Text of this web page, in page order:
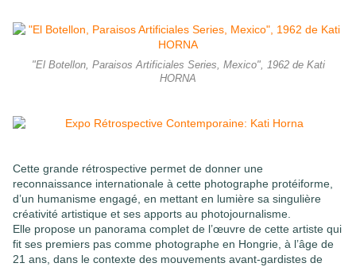
"El Botellon, Paraisos Artificiales Series, Mexico", 1962 de Kati
HORNA
Cette grande rétrospective permet de donner une
reconnaissance internationale à cette photographe protéiforme,
d’un humanisme engagé, en mettant en lumière sa singulière
créativité artistique et ses apports au photojournalisme.
Elle propose un panorama complet de l’œuvre de cette artiste qui
fit ses premiers pas comme photographe en Hongrie, à l’âge de
21 ans, dans le contexte des mouvements avant-gardistes de